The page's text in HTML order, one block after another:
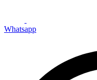
Whatsapp